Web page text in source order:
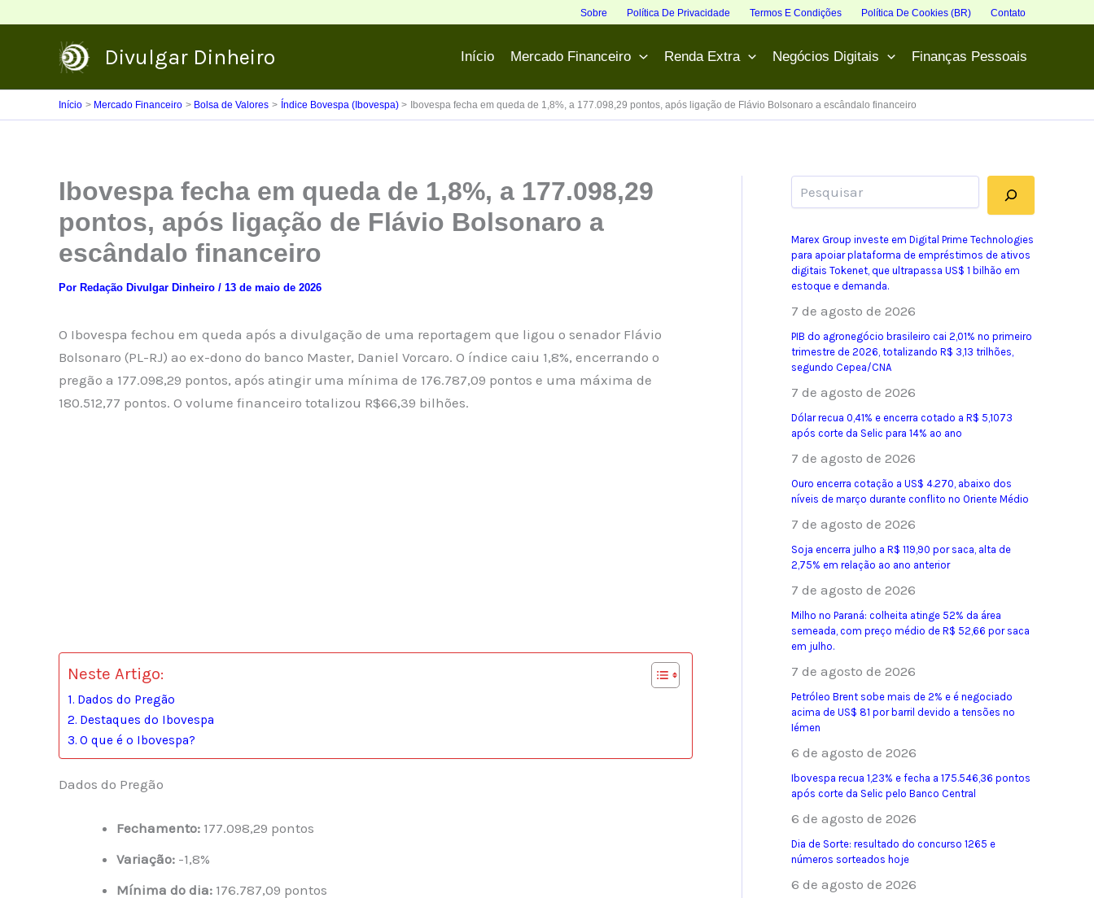
Sobre Política De Privacidade Termos E Condições Política De Cookies (BR) Contato
Divulgar Dinheiro Início Mercado Financeiro Renda Extra Negócios Digitais Finanças Pessoais
Início Mercado Financeiro Bolsa de Valores Índice Bovespa (Ibovespa) Ibovespa fecha em queda de 1,8%, a 177.098,29 pontos, após ligação de Flávio Bolsonaro a escândalo financeiro
Ibovespa fecha em queda de 1,8%, a 177.098,29
pontos, após ligação de Flávio Bolsonaro a
escândalo financeiro
Por Redação Divulgar Dinheiro / 13 de maio de 2026
O Ibovespa fechou em queda após a divulgação de uma reportagem que ligou o senador Flávio
Bolsonaro (PL-RJ) ao ex-dono do banco Master, Daniel Vorcaro. O índice caiu 1,8%, encerrando o
pregão a 177.098,29 pontos, após atingir uma mínima de 176.787,09 pontos e uma máxima de
180.512,77 pontos. O volume financeiro totalizou R$66,39 bilhões.
Neste Artigo:
Dados do Pregão
Destaques do Ibovespa
O que é o Ibovespa?
Dados do Pregão
Fechamento: 177.098,29 pontos
Variação: -1,8%
Mínima do dia: 176.787,09 pontos
Marex Group investe em Digital Prime Technologies
para apoiar plataforma de empréstimos de ativos
digitais Tokenet, que ultrapassa US$ 1 bilhão em
estoque e demanda.
7 de agosto de 2026
PIB do agronegócio brasileiro cai 2,01% no primeiro
trimestre de 2026, totalizando R$ 3,13 trilhões,
segundo Cepea/CNA
7 de agosto de 2026
Dólar recua 0,41% e encerra cotado a R$ 5,1073
após corte da Selic para 14% ao ano
7 de agosto de 2026
Ouro encerra cotação a US$ 4.270, abaixo dos
níveis de março durante conflito no Oriente Médio
7 de agosto de 2026
Soja encerra julho a R$ 119,90 por saca, alta de
2,75% em relação ao ano anterior
7 de agosto de 2026
Milho no Paraná: colheita atinge 52% da área
semeada, com preço médio de R$ 52,66 por saca
em julho.
7 de agosto de 2026
Petróleo Brent sobe mais de 2% e é negociado
acima de US$ 81 por barril devido a tensões no
Iémen
6 de agosto de 2026
Ibovespa recua 1,23% e fecha a 175.546,36 pontos
após corte da Selic pelo Banco Central
6 de agosto de 2026
Dia de Sorte: resultado do concurso 1265 e
números sorteados hoje
6 de agosto de 2026